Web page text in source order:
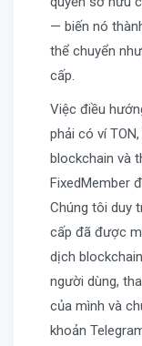
— biến nó
thể chuyển
cấp.
Việc điều
phải có ví
blockchain và
FixedMember
Chúng tôi duy
cấp đã được
dịch
người dùng,
của mình và
khoản